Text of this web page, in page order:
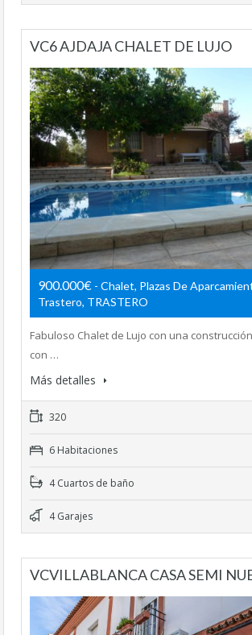
VC6 AJDAJA CHALET DE LUJO
900.000€ - Chalet, Plazas De
Trastero, TRASTERO
Fabuloso Chalet de Lujo con una
con …
Más detalles
320
6 Habitaciones
4 Cuartos de baño
4 Garajes
VCVILLABLANCA CASA SEMI